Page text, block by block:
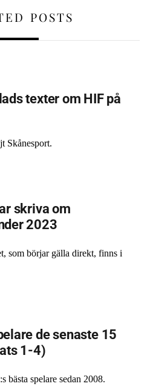
POSTS
texter om HIF på
Skånesport.
skriva om
2023
som börjar gälla direkt, finns i
de senaste 15
1-4)
bästa spelare sedan 2008.